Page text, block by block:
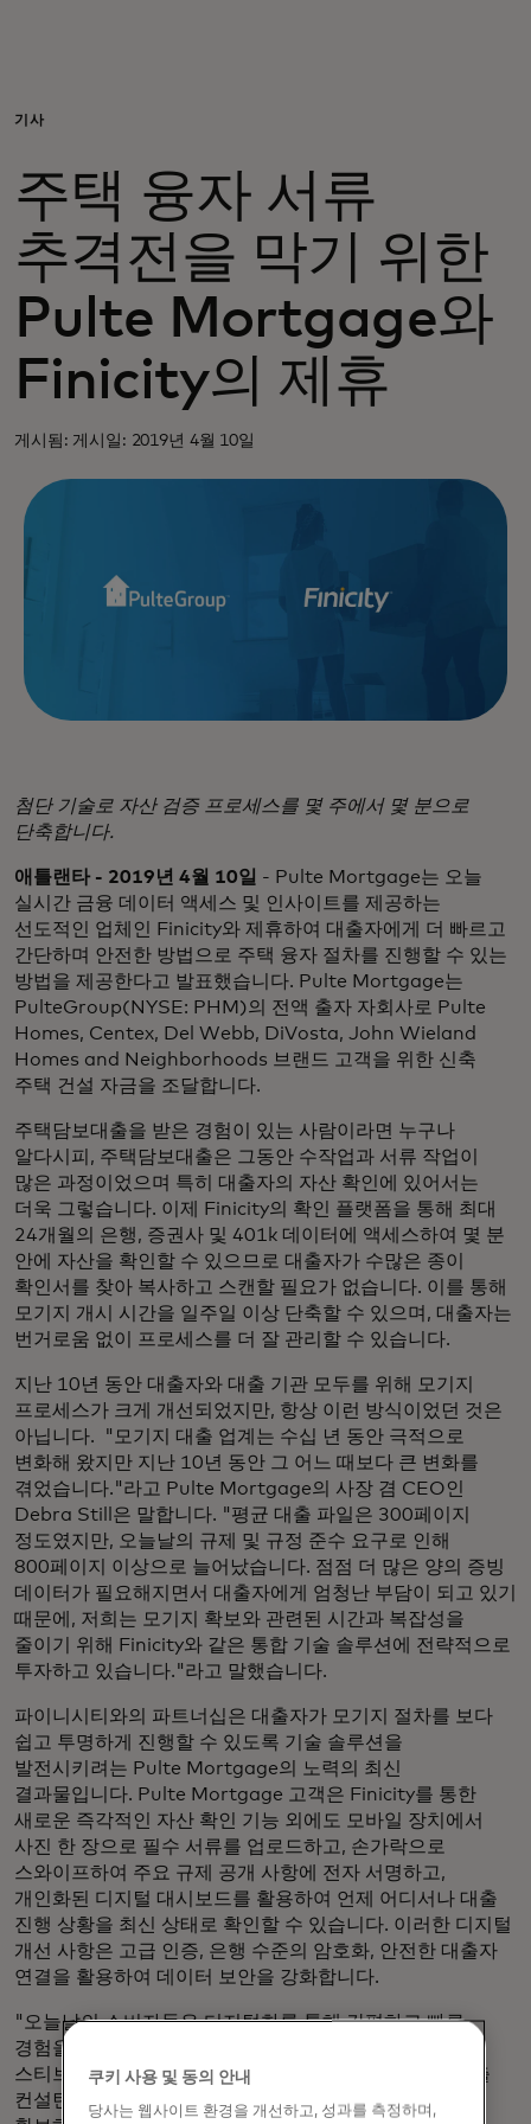
모두를 위한 가치
이노베이터
뉴스 & 인사이트
기사
주택 융자 서류
추격전을 막기 위한
Pulte Mortgage와
Finicity의 제휴
게시됨: 게시일: 2019년 4월 10일
첨단 기술로 자산 검증 프로세스를 몇 주에서 몇 분으로
단축합니다.
애틀랜타 - 2019년 4월 10일 - Pulte Mortgage는 오늘
실시간 금융 데이터 액세스 및 인사이트를 제공하는
선도적인 업체인 Finicity와 제휴하여 대출자에게 더 빠르고
간단하며 안전한 방법으로 주택 융자 절차를 진행할 수 있는
방법을 제공한다고 발표했습니다. Pulte Mortgage는
PulteGroup(NYSE: PHM)의 전액 출자 자회사로 Pulte
Homes, Centex, Del Webb, DiVosta, John Wieland
Homes and Neighborhoods 브랜드 고객을 위한 신축
주택 건설 자금을 조달합니다.
주택담보대출을 받은 경험이 있는 사람이라면 누구나
알다시피, 주택담보대출은 그동안 수작업과 서류 작업이
많은 과정이었으며 특히 대출자의 자산 확인에 있어서는
더욱 그렇습니다. 이제 Finicity의 확인 플랫폼을 통해 최대
24개월의 은행, 증권사 및 401k 데이터에 액세스하여 몇 분
안에 자산을 확인할 수 있으므로 대출자가 수많은 종이
확인서를 찾아 복사하고 스캔할 필요가 없습니다. 이를 통해
모기지 개시 시간을 일주일 이상 단축할 수 있으며, 대출자는
번거로움 없이 프로세스를 더 잘 관리할 수 있습니다.
지난 10년 동안 대출자와 대출 기관 모두를 위해 모기지
프로세스가 크게 개선되었지만, 항상 이런 방식이었던 것은
아닙니다. "모기지 대출 업계는 수십 년 동안 극적으로
변화해 왔지만 지난 10년 동안 그 어느 때보다 큰 변화를
겪었습니다."라고 Pulte Mortgage의 사장 겸 CEO인
Debra Still은 말합니다. "평균 대출 파일은 300페이지
정도였지만, 오늘날의 규제 및 규정 준수 요구로 인해
800페이지 이상으로 늘어났습니다. 점점 더 많은 양의 증빙
데이터가 필요해지면서 대출자에게 엄청난 부담이 되고 있기
때문에, 저희는 모기지 확보와 관련된 시간과 복잡성을
줄이기 위해 Finicity와 같은 통합 기술 솔루션에 전략적으로
투자하고 있습니다."라고 말했습니다.
파이니시티와의 파트너십은 대출자가 모기지 절차를 보다
쉽고 투명하게 진행할 수 있도록 기술 솔루션을
발전시키려는 Pulte Mortgage의 노력의 최신
결과물입니다. Pulte Mortgage 고객은 Finicity를 통한
새로운 즉각적인 자산 확인 기능 외에도 모바일 장치에서
사진 한 장으로 필수 서류를 업로드하고, 손가락으로
스와이프하여 주요 규제 공개 사항에 전자 서명하고,
개인화된 디지털 대시보드를 활용하여 언제 어디서나 대출
진행 상황을 최신 상태로 확인할 수 있습니다. 이러한 디지털
개선 사항은 고급 인증, 은행 수준의 암호화, 안전한 대출자
연결을 활용하여 데이터 보안을 강화합니다.
"오늘날의 소비자들은 디지털화를 통해 간편하고 빠른
경험을 기대하게 되었습니다."라고 Finicity의 CEO인
스티브 스미스(Steve Smith)는 말합니다. "Pulte는 대출
컨설턴트가 구매자와 소통할 수 있는 시간을 더 많이
쿠키 사용 및 동의 안내
당사는 웹사이트 환경을 개선하고, 성과를 측정하며,